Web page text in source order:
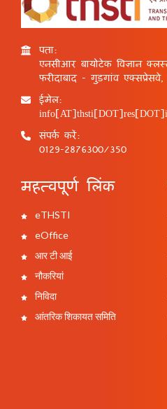
पता:
एनसीआर बायोटेक विज्ञान
फरीदाबाद - गुड़गांव
ईमेल:
संपर्क करें:
0129-2876300/350
महत्वपूर्ण लिंक
eTHSTI
eOffice
आर टी आई
नौकरियां
निविदा
आंतरिक शिकायत समिति